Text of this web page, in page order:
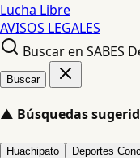
Lucha Libre
AVISOS LEGALES
Buscar en SABES
Buscar
▲ Búsquedas
Huachipato Deportes